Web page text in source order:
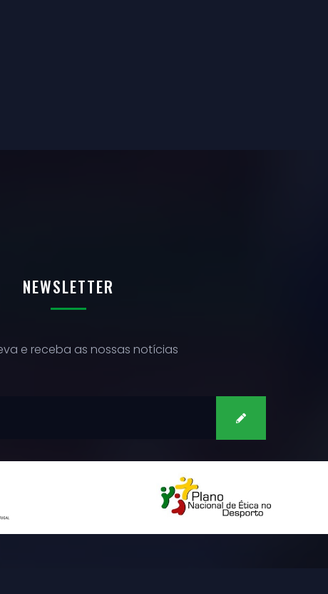
NEWSLETTER
e receba as nossas notícias